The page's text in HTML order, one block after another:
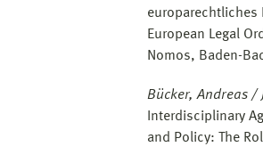
europarechtliches
European Legal
Nomos, Baden-
Bücker, Andreas /
Interdisciplinary
and Policy: The